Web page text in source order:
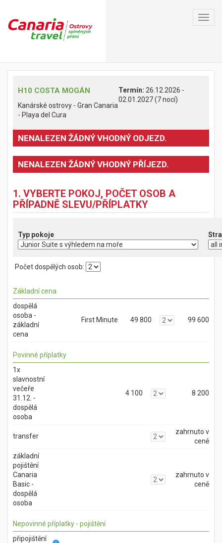
H10 COSTA MOGÁN
Kanárské ostrovy - Gran Canaria
- Playa del Cura
Termín: 26.12.2026 -
02.01.2027 (7 nocí)
NENALEZEN ŽÁDNÝ VHODNÝ ODJEZD.
NENALEZEN ŽÁDNÝ VHODNÝ PŘÍJEZD.
1. VYBERTE POKOJ, POČET OSOB A
PŘÍPADNĚ SLEVU/PŘÍPLATKY
Typ pokoje
Počet dospělých osob:
Základní cena
dospělá
osoba -
základní
cena
First Minute 49 800 99 600
Povinné příplatky
1x
slavnostní
večeře
31.12. -
dospělá
osoba
4 100 8 200
transfer
zahrnuto v
ceně
základní
pojištění
Canaria
Basic -
dospělá
osoba
zahrnuto v
ceně
Nepovinné příplatky - pojištění
připojištění